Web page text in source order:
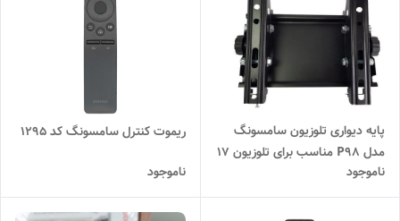
پایه دیواری تلوزیون سامسونگ
مدل P98 مناسب برای تلوزیون 17
تا 43 اینچ
ناموجود
ریموت کنترل سامسونگ کد 1295
ناموجود